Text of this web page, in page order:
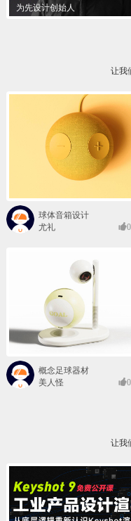
为先设计创始人
让我
球体音箱设计
尤礼
0
概念足球器材
美人怪
0
让我